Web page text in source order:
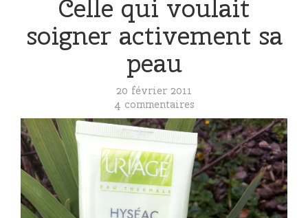
Celle qui voulait
soigner activement sa
peau
20 février 2011
4 commentaires